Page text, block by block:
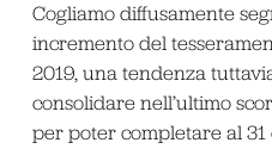
Cogliamo diffusamente
incremento del
2019, una tendenza
consolidare nell’ultimo
per poter completare al